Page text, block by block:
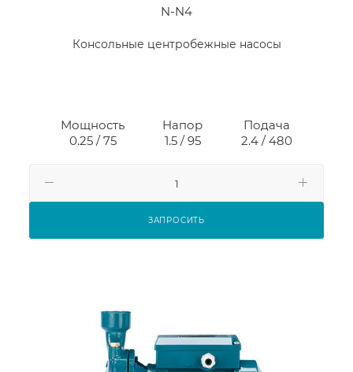
N-N4
Консольные центробежные насосы
Мощность
0.25 / 75
Напор
1.5 / 95
Подача
2.4 / 480
ЗАПРОСИТЬ